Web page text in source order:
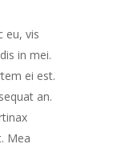
eu, vis
in mei.
ei est.
an.
Mea